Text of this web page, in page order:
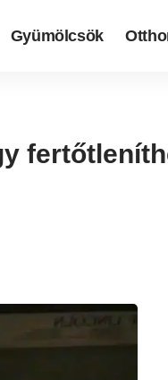
Gyümölcsök